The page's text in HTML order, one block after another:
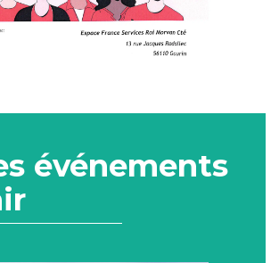
événements